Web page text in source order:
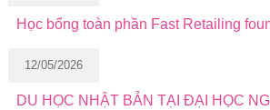
Học bổng toàn phần Fast Retailing
12/05/2026
DU HỌC NHẬT BẢN TẠI ĐẠI HỌC